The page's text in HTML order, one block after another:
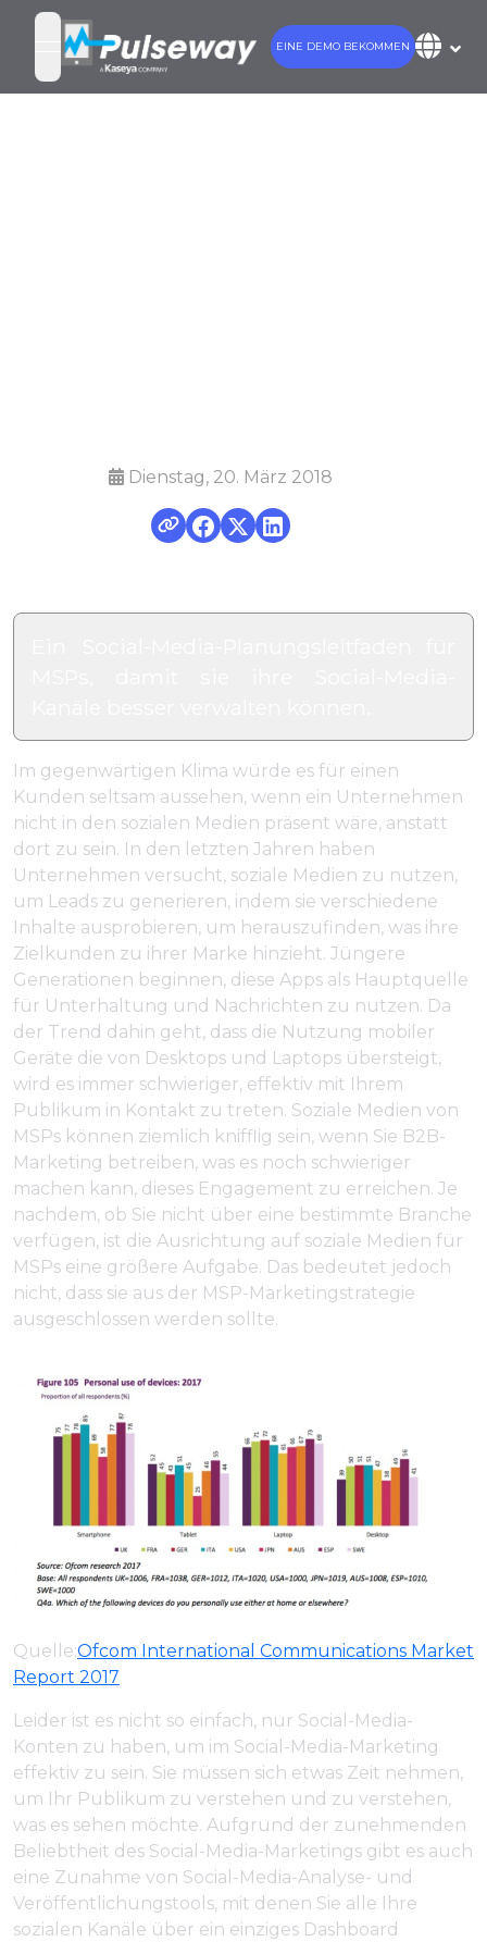
open navigation menu
EINE DEMO BEKOMMEN
Dienstag, 20. März 2018
Im gegenwärtigen Klima würde es für einen
Kunden seltsam aussehen, wenn ein Unternehmen
nicht in den sozialen Medien präsent wäre, anstatt
dort zu sein. In den letzten Jahren haben
Unternehmen versucht, soziale Medien zu nutzen,
um Leads zu generieren, indem sie verschiedene
Inhalte ausprobieren, um herauszufinden, was ihre
Zielkunden zu ihrer Marke hinzieht. Jüngere
Generationen beginnen, diese Apps als Hauptquelle
für Unterhaltung und Nachrichten zu nutzen. Da
der Trend dahin geht, dass die Nutzung mobiler
Geräte die von Desktops und Laptops übersteigt,
wird es immer schwieriger, effektiv mit Ihrem
Publikum in Kontakt zu treten. Soziale Medien von
MSPs können ziemlich knifflig sein, wenn Sie B2B-
Marketing betreiben, was es noch schwieriger
machen kann, dieses Engagement zu erreichen. Je
nachdem, ob Sie nicht über eine bestimmte Branche
verfügen, ist die Ausrichtung auf soziale Medien für
MSPs eine größere Aufgabe. Das bedeutet jedoch
nicht, dass sie aus der MSP-Marketingstrategie
ausgeschlossen werden sollte.
Quelle:Ofcom International Communications Market
Report 2017
Leider ist es nicht so einfach, nur Social-Media-
Konten zu haben, um im Social-Media-Marketing
effektiv zu sein. Sie müssen sich etwas Zeit nehmen,
um Ihr Publikum zu verstehen und zu verstehen,
was es sehen möchte. Aufgrund der zunehmenden
Beliebtheit des Social-Media-Marketings gibt es auch
eine Zunahme von Social-Media-Analyse- und
Veröffentlichungstools, mit denen Sie alle Ihre
sozialen Kanäle über ein einziges Dashboard